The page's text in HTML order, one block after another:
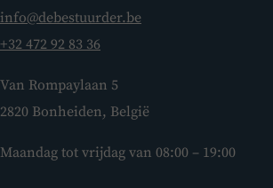
info@debestuurder.be
+32 472 92 83 36
Van Rompaylaan 5
2820 Bonheiden, België
Maandag tot vrijdag van 08:00 – 19:00